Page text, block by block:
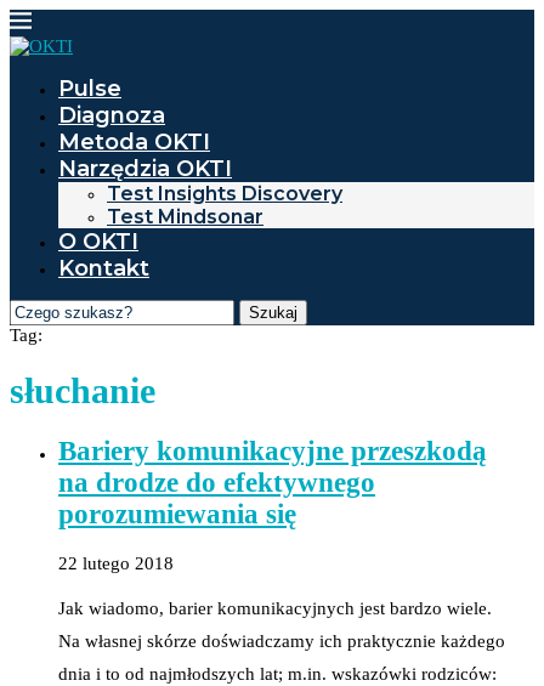
Pulse
Diagnoza
Metoda OKTI
Narzędzia OKTI
Test Insights Discovery
Test Mindsonar
O OKTI
Kontakt
Szukaj
Tag:
słuchanie
Bariery komunikacyjne przeszkodą
na drodze do efektywnego
porozumiewania się
22 lutego 2018
Jak wiadomo, barier komunikacyjnych jest bardzo wiele.
Na własnej skórze doświadczamy ich praktycznie każdego
dnia i to od najmłodszych lat; m.in. wskazówki rodziców: